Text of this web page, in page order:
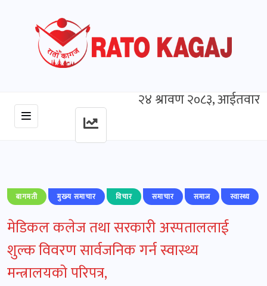
२४ श्रावण २०८३, आईतवार
बागमती मुख्‍य समाचार विचार समाचार समाज स्वास्थ्य
मेडिकल कलेज तथा सरकारी अस्पताललाई
शुल्क विवरण सार्वजनिक गर्न स्वास्थ्य
मन्त्रालयको परिपत्र,